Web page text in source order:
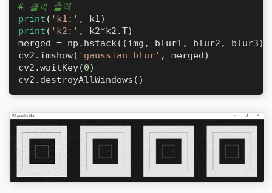
# 결과 출력
print ( 'k1:'
print ( 'k2:' , k2*k2.T)
merged = np.hstack((img, blur1, blur2, blur3))
cv2.imshow( 'gaussian blur' , merged)
cv2.waitKey(0)
cv2.destroyAllWindows()